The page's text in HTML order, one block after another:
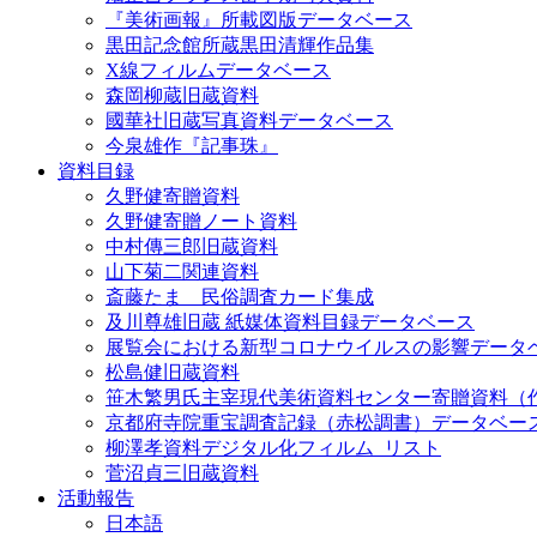
『美術画報』所載図版データベース
黒田記念館所蔵黒田清輝作品集
X線フィルムデータベース
森岡柳蔵旧蔵資料
國華社旧蔵写真資料データベース
今泉雄作『記事珠』
資料目録
久野健寄贈資料
久野健寄贈ノート資料
中村傳三郎旧蔵資料
山下菊二関連資料
斎藤たま 民俗調査カード集成
及川尊雄旧蔵 紙媒体資料目録データベース
展覧会における新型コロナウイルスの影響データ
松島健旧蔵資料
笹木繁男氏主宰現代美術資料センター寄贈資料（
京都府寺院重宝調査記録（赤松調書）データベー
柳澤孝資料デジタル化フィルム_リスト
菅沼貞三旧蔵資料
活動報告
日本語